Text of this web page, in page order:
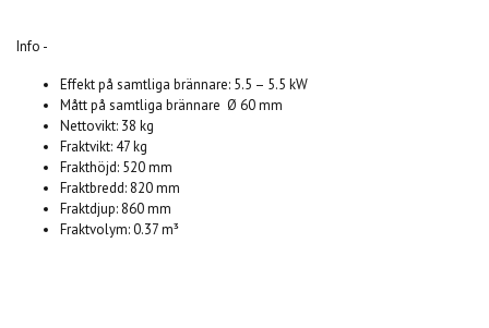
Info -
Effekt på samtliga brännare: 5.5 – 5.5 kW
Mått på samtliga brännare Ø 60 mm
Nettovikt: 38 kg
Fraktvikt: 47 kg
Frakthöjd: 520 mm
Fraktbredd: 820 mm
Fraktdjup: 860 mm
Fraktvolym:0.37 m³